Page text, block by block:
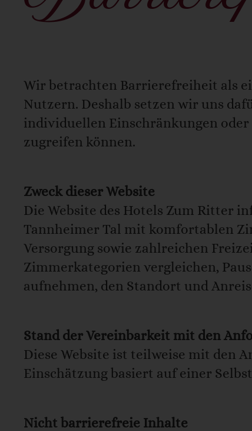
Wir betrachten Barrierefreiheit als
Nutzern. Deshalb setzen wir uns
individuellen Einschränkungen
zugreifen können.
Zweck dieser Website
Die Website des Hotels Zum Ritter
Tannheimer Tal mit komfortablen
Versorgung sowie zahlreichen
Zimmerkategorien vergleichen,
aufnehmen, den Standort und
Stand der Vereinbarkeit mit den
Diese Website ist teilweise mit den
Einschätzung basiert auf einer
Nicht barrierefreie Inhalte